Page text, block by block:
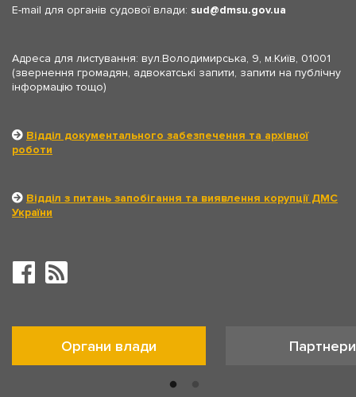
E-mail для органів судової влади: sud dmsu.gov.ua
Адреса для листування: вул.Володимирська, 9, м.Київ, 01001
(звернення громадян, адвокатські запити, запити на публічну
інформацію тощо)
Відділ документального забезпечення та архівної
роботи
Відділ з питань запобігання та виявлення корупції ДМС
України
Органи влади Партнери